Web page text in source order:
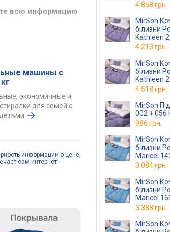
всю информацию
машины с
экономичные и
для семей с
информации о цене,
сам интернет-
4 858 грн.
MirSon
білизни Poplin Line 002 + 056
Kathleen
4 213 грн.
MirSon
білизни Poplin Line 002 + 056
Kathleen
4 518 грн.
MirSon
002 + 056
986 грн.
MirSon
білизни Poplin Line 002 + 067
Maricel
3 084 грн.
MirSon
білизни Poplin Line 002 + 067
Maricel
3 388 грн.
MirSon